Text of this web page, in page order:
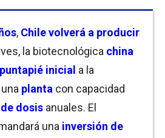
, Chile volverá a producir
la biotecnológica china
puntapié inicial a la
planta con capacidad
dosis anuales. El
una inversión de